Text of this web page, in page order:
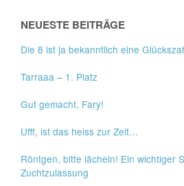
NEUESTE BEITRÄGE
Die 8 ist ja bekanntlich eine
Tarraaa – 1. Platz
Gut gemacht, Fary!
Ufff, ist das heiss zur Zeit…
Röntgen, bitte lächeln! Ein wichtiger
Zuchtzulassung